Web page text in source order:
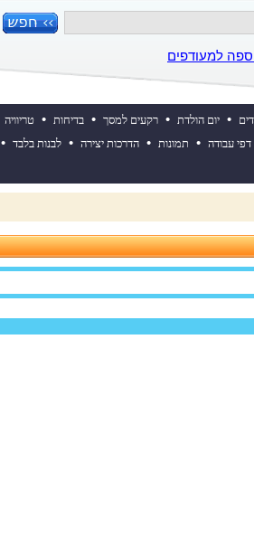
למעודפים
• יום הולדת • רקעים למסך • בדיחות • טריוויה
דפי עבודה • תמונות • הדרכות יצירה • לבנות בלבד •